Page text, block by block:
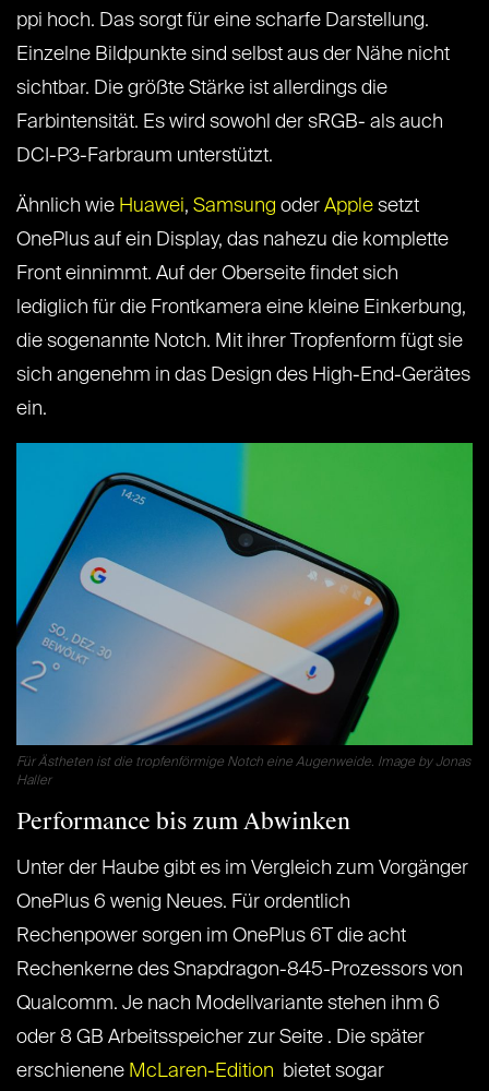
ppi hoch. Das sorgt für eine scharfe Darstellung.
Einzelne Bildpunkte sind selbst aus der Nähe nicht
sichtbar. Die größte Stärke ist allerdings die
Farbintensität. Es wird sowohl der sRGB- als auch
DCI-P3-Farbraum unterstützt.
Ähnlich wie Huawei, Samsung oder Apple setzt
OnePlus auf ein Display, das nahezu die komplette
Front einnimmt. Auf der Oberseite findet sich
lediglich für die Frontkamera eine kleine Einkerbung,
die sogenannte Notch. Mit ihrer Tropfenform fügt sie
sich angenehm in das Design des High-End-Gerätes
ein.
Für Ästheten ist die tropfenförmige Notch eine Augenweide. Image by Jonas
Haller
Performance bis zum Abwinken
Unter der Haube gibt es im Vergleich zum Vorgänger
OnePlus 6 wenig Neues. Für ordentlich
Rechenpower sorgen im OnePlus 6T die acht
Rechenkerne des Snapdragon-845-Prozessors von
Qualcomm. Je nach Modellvariante stehen ihm 6
oder 8 GB Arbeitsspeicher zur Seite . Die später
erschienene McLaren-Edition bietet sogar